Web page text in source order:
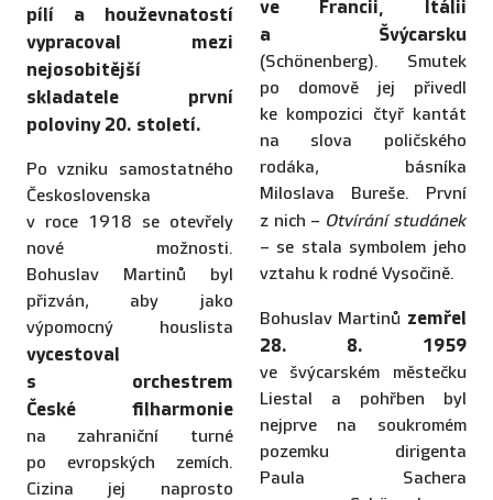
pílí a houževnatostí
vypracoval mezi
nejosobitější
skladatele první
poloviny 20. století.
Po vzniku samostatného
Československa
v roce 1918 se otevřely
nové možnosti.
Bohuslav Martinů byl
přizván, aby jako
výpomocný houslista
vycestoval
s orchestrem
České filharmonie
na zahraniční turné
po evropských zemích.
Cizina jej naprosto
ve Francii, Itálii
a Švýcarsku
(Schönenberg). Smutek
po domově jej přivedl
ke kompozici čtyř kantát
na slova poličského
rodáka, básníka
Miloslava Bureše. První
z nich – Otvírání studánek
– se stala symbolem jeho
vztahu k rodné Vysočině.
Bohuslav Martinů zemřel
28. 8. 1959
ve švýcarském městečku
Liestal a pohřben byl
nejprve na soukromém
pozemku dirigenta
Paula Sachera